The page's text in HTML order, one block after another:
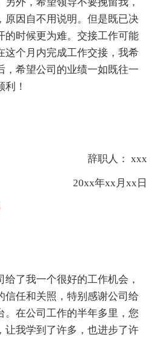
原因自不用说明。但是既已决
的时候更为难。交接工作可能
这个月内完成工作交接，我希
，希望公司的业绩一如既往一
！
辞职人： xxx
20xx年xx月xx日
了我一个很好的工作机会，
信任和关照，特别感谢公司给
。在公司工作的半年多里，您
让我学到了许多，也进步了许